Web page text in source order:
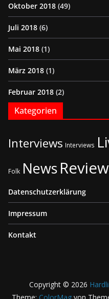
Oktober 2018 (49)
Juli 2018 (6)
Mai 2018 (1)
März 2018 (1)
Februar 2018 (2)
Kategorien
Interviews Interviews
Folk News
Datenschutzerklärung
Impressum
Kontakt
Copyright © 2026